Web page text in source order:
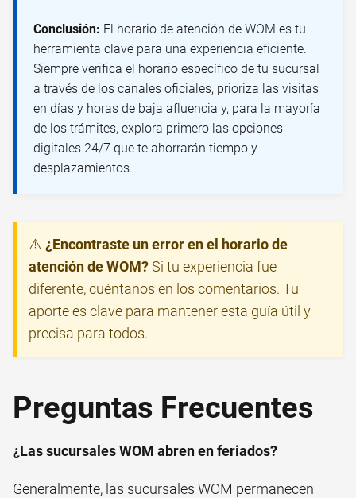
Conclusión: El horario de atención de WOM es tu
herramienta clave para una experiencia eficiente.
Siempre verifica el horario específico de tu sucursal
a través de los canales oficiales, prioriza las visitas
en días y horas de baja afluencia y, para la mayoría
de los trámites, explora primero las opciones
digitales 24/7 que te ahorrarán tiempo y
desplazamientos.
⚠️ ¿Encontraste un error en el horario de
atención de WOM?Si tu experiencia fue
diferente, cuéntanos en los comentarios. Tu
aporte es clave para mantener esta guía útil y
precisa para todos.
Preguntas Frecuentes
¿Las sucursales WOM abren en feriados?
Generalmente, las sucursales WOM permanecen